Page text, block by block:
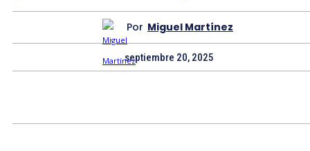
Por Miguel Martínez
septiembre 20, 2025